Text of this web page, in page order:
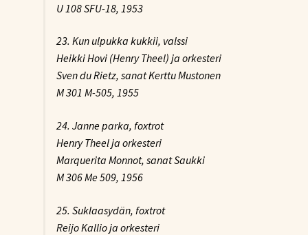
U 108 SFU-18, 1953
23. Kun ulpukka kukkii, valssi
Heikki Hovi (Henry Theel) ja orkesteri
Sven du Rietz, sanat Kerttu Mustonen
M 301 M-505, 1955
24. Janne parka, foxtrot
Henry Theel ja orkesteri
Marquerita Monnot, sanat Saukki
M 306 Me 509, 1956
25. Suklaasydän, foxtrot
Reijo Kallio ja orkesteri